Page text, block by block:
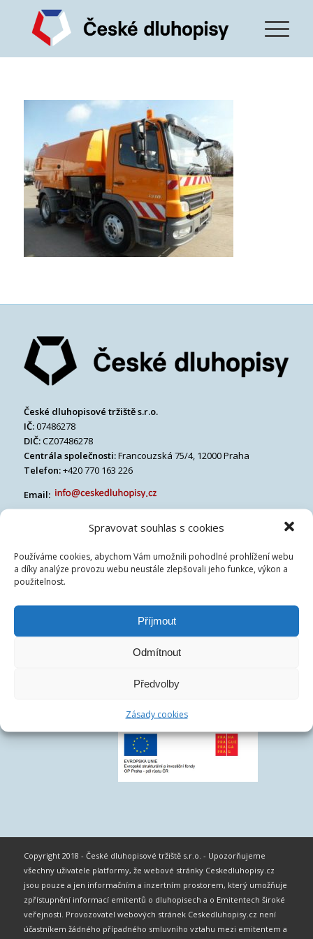
Spravovat souhlas s cookies
Používáme cookies, abychom Vám umožnili pohodlné prohlížení webu
a díky analýze provozu webu neustále zlepšovali jeho funkce, výkon a
použitelnost.
Příjmout
Odmítnout
Předvolby
Zásady cookies
České dluhopisové tržiště s.r.o.
IČ:07486278
DIČ:CZ07486278
Centrála společnosti:Francouzská 75/4, 12000 Praha
Telefon:+420 770 163 226
Email:
Copyright 2018 - České dluhopisové tržiště s.r.o. - Upozorňujeme
všechny uživatele platformy, že webové stránky Ceskedluhopisy.cz
jsou pouze a jen informačním a inzertním prostorem, který umožňuje
zpřístupnění informací emitentů o dluhopisech a o Emitentech široké
veřejnosti. Provozovatel webových stránek Ceskedluhopisy.cz není
účastníkem žádného případného smluvního vztahu mezi emitentem a